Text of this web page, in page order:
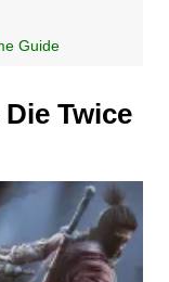
Guide
Twice